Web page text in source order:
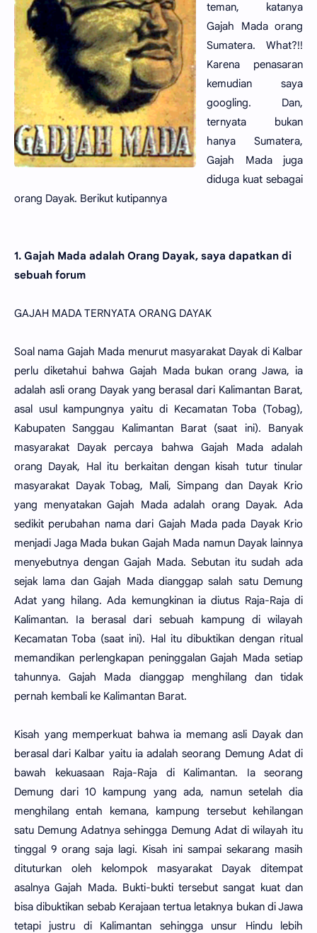
teman, katanya
Gajah Mada orang
Sumatera. What?!!
Karena penasaran
kemudian saya
googling. Dan,
ternyata bukan
hanya Sumatera,
Gajah Mada juga
diduga kuat sebagai
orang Dayak. Berikut kutipannya
1. Gajah Mada adalah Orang Dayak, saya dapatkan di
sebuah forum
GAJAH MADA TERNYATA ORANG DAYAK
Soal nama Gajah Mada menurut masyarakat Dayak di Kalbar
perlu diketahui bahwa Gajah Mada bukan orang Jawa, ia
adalah asli orang Dayak yang berasal dari Kalimantan Barat,
asal usul kampungnya yaitu di Kecamatan Toba (Tobag),
Kabupaten Sanggau Kalimantan Barat (saat ini). Banyak
masyarakat Dayak percaya bahwa Gajah Mada adalah
orang Dayak, Hal itu berkaitan dengan kisah tutur tinular
masyarakat Dayak Tobag, Mali, Simpang dan Dayak Krio
yang menyatakan Gajah Mada adalah orang Dayak. Ada
sedikit perubahan nama dari Gajah Mada pada Dayak Krio
menjadi Jaga Mada bukan Gajah Mada namun Dayak lainnya
menyebutnya dengan Gajah Mada. Sebutan itu sudah ada
sejak lama dan Gajah Mada dianggap salah satu Demung
Adat yang hilang. Ada kemungkinan ia diutus Raja-Raja di
Kalimantan. Ia berasal dari sebuah kampung di wilayah
Kecamatan Toba (saat ini). Hal itu dibuktikan dengan ritual
memandikan perlengkapan peninggalan Gajah Mada setiap
tahunnya. Gajah Mada dianggap menghilang dan tidak
pernah kembali ke Kalimantan Barat.
Kisah yang memperkuat bahwa ia memang asli Dayak dan
berasal dari Kalbar yaitu ia adalah seorang Demung Adat di
bawah kekuasaan Raja-Raja di Kalimantan. Ia seorang
Demung dari 10 kampung yang ada, namun setelah dia
menghilang entah kemana, kampung tersebut kehilangan
satu Demung Adatnya sehingga Demung Adat di wilayah itu
tinggal 9 orang saja lagi. Kisah ini sampai sekarang masih
dituturkan oleh kelompok masyarakat Dayak ditempat
asalnya Gajah Mada. Bukti-bukti tersebut sangat kuat dan
bisa dibuktikan sebab Kerajaan tertua letaknya bukan di Jawa
tetapi justru di Kalimantan sehingga unsur Hindu lebih